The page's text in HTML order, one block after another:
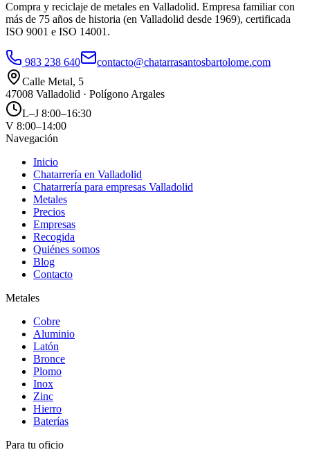
Compra y reciclaje de metales en Valladolid. Empresa familiar con
más de 75 años de historia (en Valladolid desde 1969), certificada
ISO 9001 e ISO 14001.
983 238 640
contacto@chatarrasantosbartolome.com
Calle Metal, 5
47008 Valladolid · Polígono Argales
L–J 8:00–16:30
V 8:00–14:00
Navegación
Inicio
Chatarrería en Valladolid
Chatarrería para empresas Valladolid
Metales
Precios
Empresas
Recogida
Quiénes somos
Blog
Contacto
Metales
Cobre
Aluminio
Latón
Bronce
Plomo
Inox
Zinc
Hierro
Baterías
Para tu oficio